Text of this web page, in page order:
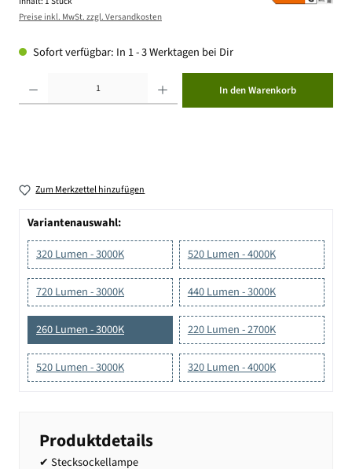
Preise inkl. MwSt. zzgl. Versandkosten
Sofort verfügbar: In 1 - 3 Werktagen bei Dir
In den Warenkorb
Zum Merkzettel hinzufügen
Variantenauswahl:
320 Lumen - 3000K
520 Lumen - 4000K
720 Lumen - 3000K 440 Lumen - 3000K
260 Lumen - 3000K 220 Lumen - 2700K
520 Lumen - 3000K 320 Lumen - 4000K
Produktdetails
✔ Stecksockellampe